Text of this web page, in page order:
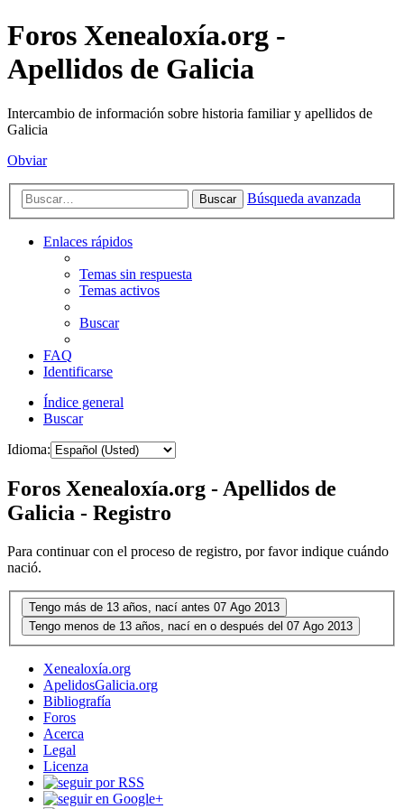
Foros Xenealoxía.org -
Apellidos de Galicia
Intercambio de información sobre historia familiar y apellidos de
Galicia
Obviar
Buscar Búsqueda avanzada
Enlaces rápidos
Temas sin respuesta
Temas activos
Buscar
FAQ
Identificarse
Índice general
Buscar
Idioma:
Foros Xenealoxía.org - Apellidos de
Galicia - Registro
Para continuar con el proceso de registro, por favor indique cuándo
nació.
Xenealoxía.org
ApelidosGalicia.org
Bibliografía
Foros
Acerca
Legal
Licenza